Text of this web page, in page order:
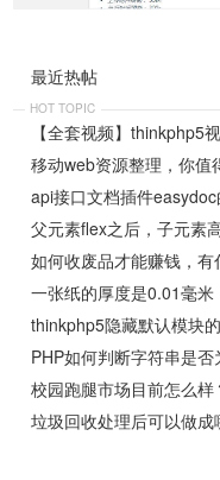
最近热帖
HOT TOPIC
【全套视频】thinkphp5
移动web资源整理，你值
thinkphp5隐藏默认模块
PHP如何判断字符串是
垃圾回收处理后可以做成